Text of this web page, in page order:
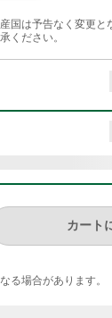
国は予告なく変更と
ください。
カート
る​場合が​あります。